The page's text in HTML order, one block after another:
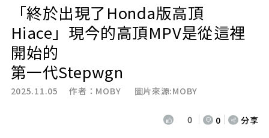
「終於出現了Honda版高頂
Hiace」現今的高頂MPV是從這裡
開始的
第一代Stepwgn
2025.11.05 作者： MOBY 圖片來源:MOBY
0 0 分享